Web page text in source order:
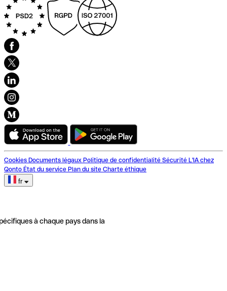
Cookies Documents légaux Politique de confidentialité Sécurité L'IA chez
Qonto État du service Plan du site Charte éthique
fr
à chaque pays dans la